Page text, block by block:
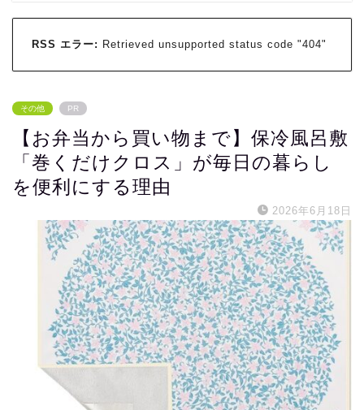
RSS エラー: Retrieved unsupported status code "404"
その他 PR
【お弁当から買い物まで】保冷風呂敷
「巻くだけクロス」が毎日の暮らし
を便利にする理由
2026年6月18日